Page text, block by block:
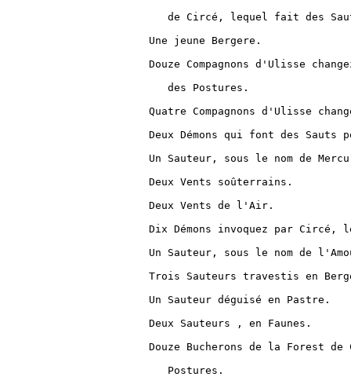
de Circé, lequel fait des
Une jeune Bergere.
Douze Compagnons d'Ulisse
   des Postures.
Quatre Compagnons d'Ulisse
Deux Démons qui font des Sauts
Un Sauteur, sous le nom de
Deux Vents soûterrains.
Deux Vents de l'Air.
Dix Démons invoquez par Circé,
Un Sauteur, sous le nom de
Trois Sauteurs travestis en
Un Sauteur déguisé en Pastre.
Deux Sauteurs , en Faunes.
Douze Bucherons de la Forest
   Postures.